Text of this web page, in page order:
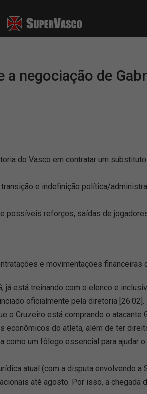
negociação de
do Vasco em contratar um
e indefinição política/
possíveis reforços, saídas de
e movimentações
já está treinando com o elenco e
oficialmente pela diretoria [26:02].
o Cruzeiro está comprando o
do atleta, além de ter
um fôlego essencial para ajudar
atual (com a disputa envolvendo
até agosto. Por isso, a chegada